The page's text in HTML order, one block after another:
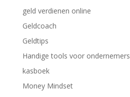
geld verdienen online
Geldcoach
Geldtips
Handige tools voor ondernemers
kasboek
Money Mindset